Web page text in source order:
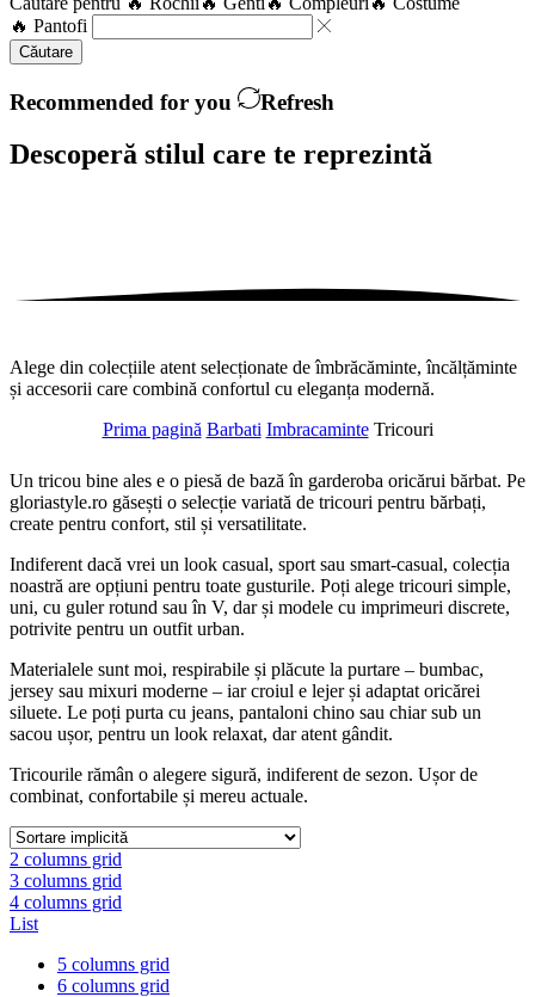
🔥 Pantofi
Căutare
Recommended for you Refresh
Descoperă stilul care te reprezintă
Alege din colecțiile atent selecționate de îmbrăcăminte, încălțăminte
și accesorii care combină confortul cu eleganța modernă.
Prima pagină Barbati Imbracaminte Tricouri
Un tricou bine ales e o piesă de bază în garderoba oricărui bărbat. Pe
gloriastyle.ro găsești o selecție variată de tricouri pentru bărbați,
create pentru confort, stil și versatilitate.
Indiferent dacă vrei un look casual, sport sau smart-casual, colecția
noastră are opțiuni pentru toate gusturile. Poți alege tricouri simple,
uni, cu guler rotund sau în V, dar și modele cu imprimeuri discrete,
potrivite pentru un outfit urban.
Materialele sunt moi, respirabile și plăcute la purtare – bumbac,
jersey sau mixuri moderne – iar croiul e lejer și adaptat oricărei
siluete. Le poți purta cu jeans, pantaloni chino sau chiar sub un
sacou ușor, pentru un look relaxat, dar atent gândit.
Tricourile rămân o alegere sigură, indiferent de sezon. Ușor de
combinat, confortabile și mereu actuale.
2 columns grid
3 columns grid
4 columns grid
List
5 columns grid
6 columns grid